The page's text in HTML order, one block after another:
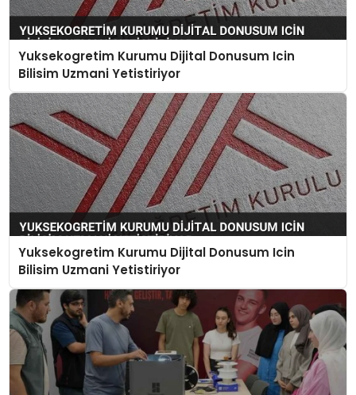
Yuksekogretim Kurumu Dijital Donusum Icin
Bilisim Uzmani Yetistiriyor
Yuksekogretim Kurumu Dijital Donusum Icin
Bilisim Uzmani Yetistiriyor